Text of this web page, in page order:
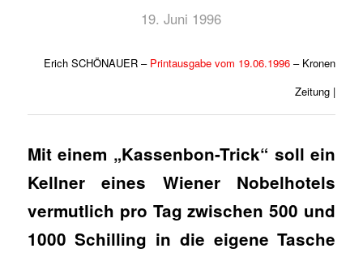
19. Juni 1996
Erich SCHÖNAUER – Printausgabe vom 19.06.1996 – Kronen
Zeitung |
Mit einem „Kassenbon-Trick“ soll ein
Kellner eines Wiener Nobelhotels
vermutlich pro Tag zwischen 500 und
1000 Schilling in die eigene Tasche